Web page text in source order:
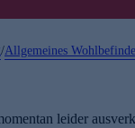
/Allgemeines
leider